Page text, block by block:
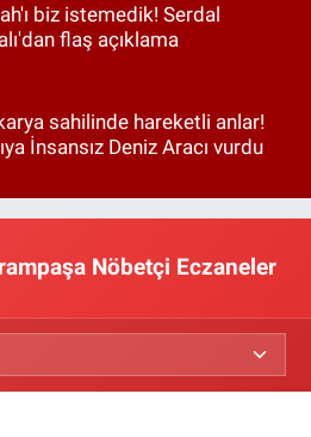
biz istemedik! Serdal
flaş açıklama
sahilinde hareketli anlar!
İnsansız Deniz Aracı vurdu
Nöbetçi Eczaneler